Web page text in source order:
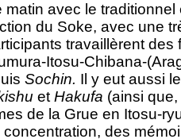
avec le traditionnel
du Soke, avec une
travaillèrent des
Itosu-Chibana-
Sochin. Il y eut aussi
et Hakufa (ainsi
de la Grue en Itosu-
des